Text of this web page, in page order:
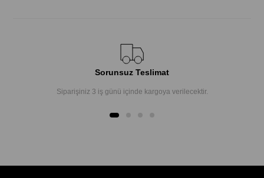
Sorunsuz Teslimat
Siparişiniz 3 iş günü içinde kargoya verilecektir.